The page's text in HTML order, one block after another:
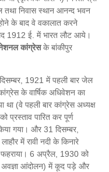
तथा निवास स्थान आनन्द भवन
के बाद वे वकालात करने
1912 ई. में भारत लौट आये।
कांग्रेसके बांकीपुर
1921 में पहली बार जेल
के वार्षिक अधिवेशन का
था (वे पहली बार कांग्रेस अध्यक्ष
पारित कर पूर्ण
गया। और 31 दिसम्बर,
में रावी नदी के किनारे
6 अप्रैल, 1930 को
अवज्ञा आंदोलन) में कूद पड़े और